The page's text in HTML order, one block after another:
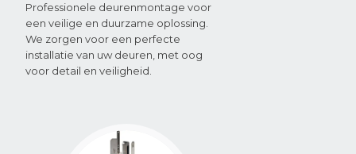
Professionele deurenmontage voor
een veilige en duurzame oplossing.
We zorgen voor een perfecte
installatie van uw deuren, met oog
voor detail en veiligheid.